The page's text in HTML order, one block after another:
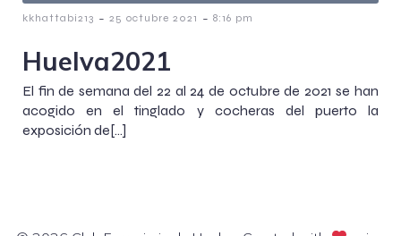
kkhattabi213 - 25 octubre 2021 - 8:16 pm
Huelva2021
El fin de semana del 22 al 24 de octubre de 2021 se han
acogido en el tinglado y cocheras del puerto la
exposición de[…]